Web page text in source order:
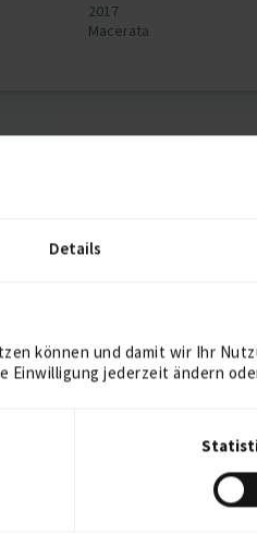
Details
können und damit wir Ihr
Einwilligung jederzeit ändern
2017
Macerata
in SEO, SEA,
Gemini, Copilot,